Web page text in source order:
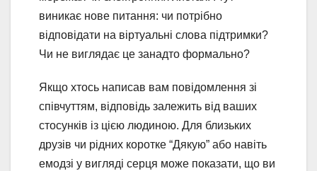
виникає нове питання: чи потрібно
відповідати на віртуальні слова підтримки?
Чи не виглядає це занадто формально?
Якщо хтось написав вам повідомлення зі
співчуттям, відповідь залежить від ваших
стосунків із цією людиною. Для близьких
друзів чи рідних коротке “Дякую” або навіть
емодзі у вигляді серця може показати, що ви